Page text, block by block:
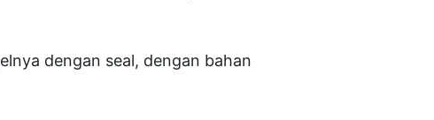
dengan seal, dengan bahan